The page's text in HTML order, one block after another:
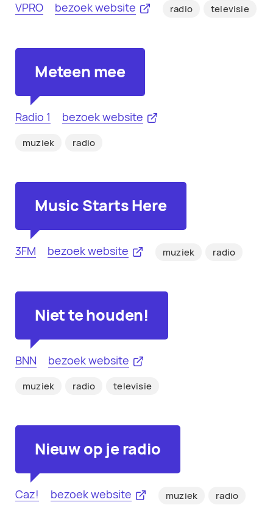
VPRO bezoek website radio televisie
Meteen mee
Radio 1 bezoek website
muziek radio
Music Starts Here
3FM bezoek website muziek radio
Niet te houden!
BNN bezoek website
muziek radio televisie
Nieuw op je radio
Caz! bezoek website muziek radio